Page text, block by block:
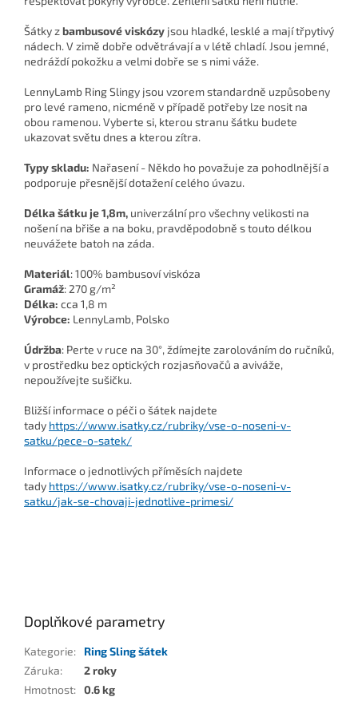
Šátky zbambusové viskózy jsou hladké, lesklé a mají třpytivý
nádech. V zimě dobře odvětrávají a v létě chladí. Jsou jemné,
nedráždí pokožku a velmi dobře se s nimi váže.
LennyLamb Ring Slingy jsou vzorem standardně uzpůsobeny
pro levé rameno, nicméně v případě potřeby lze nosit na
obou ramenou. Vyberte si, kterou stranu šátku budete
ukazovat světu dnes a kterou zítra.
Typy skladu: Nařasení - Někdo ho považuje za pohodlnější a
podporuje přesnější dotažení celého úvazu.
Délka šátku je 1,8m, univerzální pro všechny velikosti na
nošení na břiše a na boku, pravděpodobně s touto délkou
neuvážete batoh na záda.
Materiál:100% bambusoví viskóza
Gramáž: 270 g/m²
Délka: cca 1,8 m
Výrobce: LennyLamb, Polsko
Údržba: Perte v ruce na 30°, ždímejte zarolováním do ručníků,
v prostředku bez optických rozjasňovačů a aviváže,
nepoužívejte sušičku.
Bližší informace o péči o šátek najdete
tady https://www.isatky.cz/rubriky/vse-o-noseni-v-
satku/pece-o-satek/
Informace o jednotlivých příměsích najdete
tady https://www.isatky.cz/rubriky/vse-o-noseni-v-
satku/jak-se-chovaji-jednotlive-primesi/
Doplňkové parametry
Kategorie:
Ring Sling šátek
Záruka:
2 roky
Hmotnost: 0.6 kg